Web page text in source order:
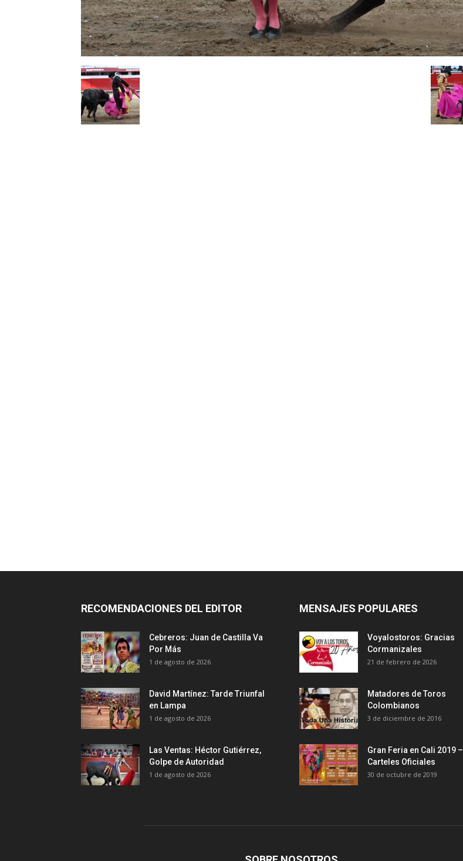
RECOMENDACIONES DEL EDITOR
Cebreros: Juan de Castilla Va
Por Más
1 de agosto de 2026
David Martínez: Tarde Triunfal
en Lampa
1 de agosto de 2026
Las Ventas: Héctor Gutiérrez,
Golpe de Autoridad
1 de agosto de 2026
MENSAJES POPULARES
Voyalostoros: Gracias
Cormanizales
21 de febrero de 2026
Matadores de Toros
Colombianos
3 de diciembre de 2016
Gran Feria en Cali 2019 –
Carteles Oficiales
30 de octubre de 2019